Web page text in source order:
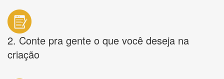
2. Conte pra gente o que você deseja na
criação